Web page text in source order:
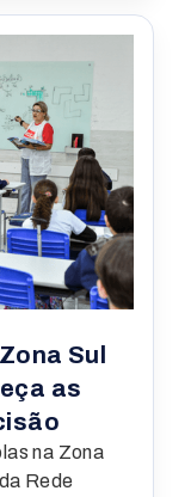
Sul
as
na Zona
Rede